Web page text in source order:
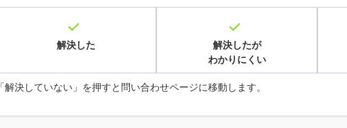
解決した
解決したが
わかりにくい
「解決していない」を押すと問い合わせページに移動します。